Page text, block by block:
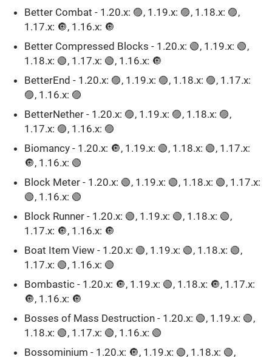
Better Combat - 1.20.x: 🟣, 1.19.x: 🟣, 1.18.x: 🟣,
1.17.x: 🔘, 1.16.x: 🔘
Better Compressed Blocks - 1.20.x: 🟢, 1.19.x: 🟢,
1.18.x: 🟢, 1.17.x: 🟢, 1.16.x: 🔘
BetterEnd - 1.20.x: 🟣, 1.19.x: 🟣, 1.18.x: 🟣, 1.17.x:
🟣, 1.16.x: 🟣
BetterNether - 1.20.x: 🟣, 1.19.x: 🟣, 1.18.x: 🟣,
1.17.x: 🟣, 1.16.x: 🟣
Biomancy - 1.20.x: 🔘, 1.19.x: 🟢, 1.18.x: 🟢, 1.17.x:
🔘, 1.16.x: 🟢
Block Meter - 1.20.x: 🟢, 1.19.x: 🟢, 1.18.x: 🟢, 1.17.x:
🟢, 1.16.x: 🟢
Block Runner - 1.20.x: 🟢, 1.19.x: 🟢, 1.18.x: 🟢,
1.17.x: 🔘, 1.16.x: 🔘
Boat Item View - 1.20.x: 🟢, 1.19.x: 🟢, 1.18.x: 🟢,
1.17.x: 🟢, 1.16.x: 🟢
Bombastic - 1.20.x: 🔘, 1.19.x: 🟢, 1.18.x: 🔘, 1.17.x:
🔘, 1.16.x: 🔘
Bosses of Mass Destruction - 1.20.x: 🟢, 1.19.x: 🟢,
1.18.x: 🟢, 1.17.x: 🟢, 1.16.x: 🟢
Bossominium - 1.20.x: 🔘, 1.19.x: 🟢, 1.18.x: 🟢,